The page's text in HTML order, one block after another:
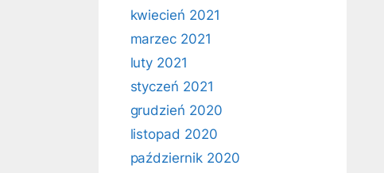
kwiecień 2021
marzec 2021
luty 2021
styczeń 2021
grudzień 2020
listopad 2020
październik 2020